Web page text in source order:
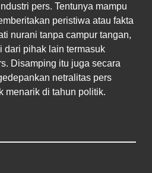
pers. Tentunya mampu
peristiwa atau fakta
nurani tanpa campur tangan,
dari pihak lain termasuk
Disamping itu juga secara
netralitas pers
menarik di tahun politik.